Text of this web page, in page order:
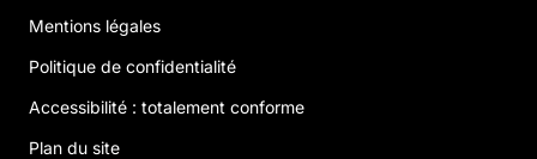
Mentions légales
Politique de confidentialité
Accessibilité : totalement conforme
Plan du site